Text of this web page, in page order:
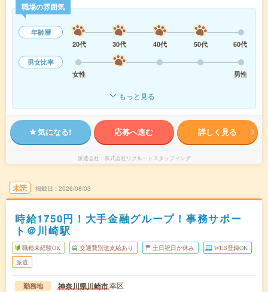
職場の雰囲気
年齢層
20代
30代 40代 50代
60代
男女比率
女性
男性
もっと見る
気になる! 応募へ進む 詳しく見る
派遣会社 株式会社リクルートスタッフィング
未読 掲載日 2026/08/03
時給1750円！大手金融グループ！事務サポー
ト＠川崎駅
職種未経験OK 交通費別途支給あり 土日祝日が休み WEB登録OK
派遣
勤務地 神奈川県川崎市幸区